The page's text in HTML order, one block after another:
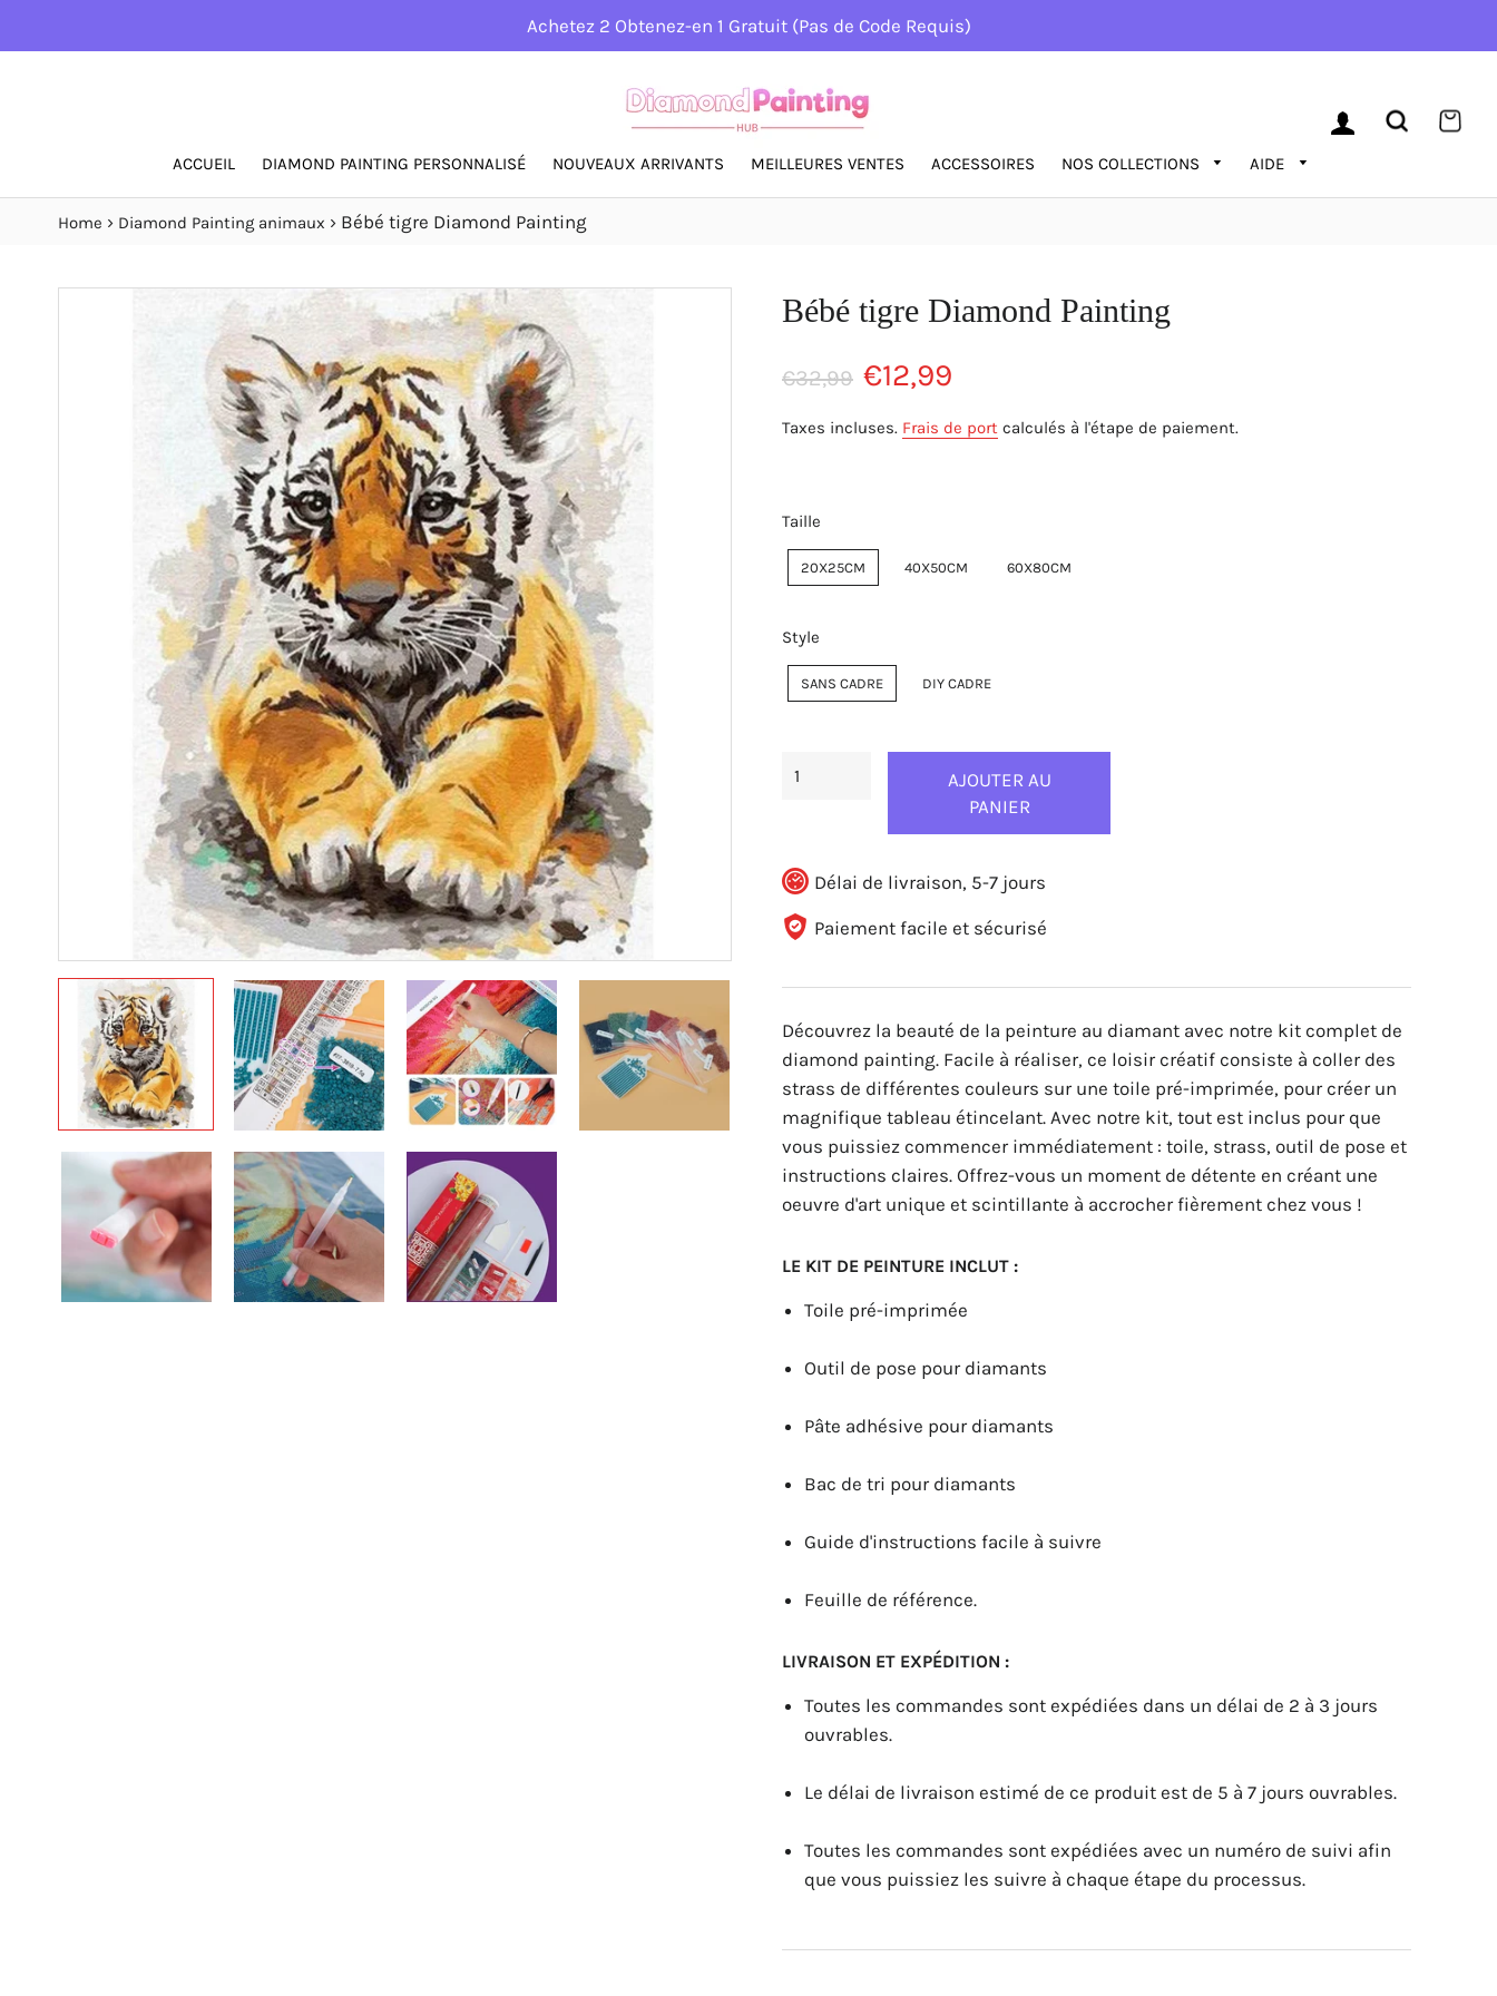
Achetez 2 Obtenez-en 1 Gratuit (Pas de Code Requis)
ACCUEIL DIAMOND PAINTING PERSONNALISÉ NOUVEAUX ARRIVANTS MEILLEURES VENTES ACCESSOIRES NOS COLLECTIONS AIDE
SE CONNECTER
Home › Diamond Painting animaux › Bébé tigre Diamond Painting
Bébé tigre Diamond Painting
Prix
régulier
€32,99 Prix
réduit
€12,99
Taxes incluses. Frais de port calculés à l'étape de paiement.
Taille
20X25CM 40X50CM 60X80CM
Style
SANS CADRE DIY CADRE
AJOUTER AU
PANIER
Délai de livraison, 5-7 jours
Paiement facile et sécurisé
Découvrez la beauté de la peinture au diamant avec notre kit complet de
diamond painting. Facile à réaliser, ce loisir créatif consiste à coller des
strass de différentes couleurs sur une toile pré-imprimée, pour créer un
magnifique tableau étincelant. Avec notre kit, tout est inclus pour que
vous puissiez commencer immédiatement : toile, strass, outil de pose et
instructions claires. Offrez-vous un moment de détente en créant une
oeuvre d'art unique et scintillante à accrocher fièrement chez vous !
LE KIT DE PEINTURE INCLUT :
Toile pré-imprimée
Outil de pose pour diamants
Pâte adhésive pour diamants
Bac de tri pour diamants
Guide d'instructions facile à suivre
Feuille de référence.
LIVRAISON ET EXPÉDITION :
Toutes les commandes sont expédiées dans un délai de 2 à 3 jours
ouvrables.
Le délai de livraison estimé de ce produit est de 5 à 7 jours ouvrables.
Toutes les commandes sont expédiées avec un numéro de suivi afin
que vous puissiez les suivre à chaque étape du processus.